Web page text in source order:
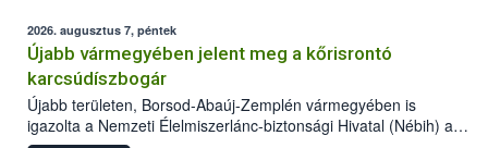
2026. augusztus 7, péntek
Újabb vármegyében jelent meg a kőrisrontó
karcsúdíszbogár
Újabb területen, Borsod-Abaúj-Zemplén vármegyében is
igazolta a Nemzeti Élelmiszerlánc-biztonsági Hivatal (Nébih) a